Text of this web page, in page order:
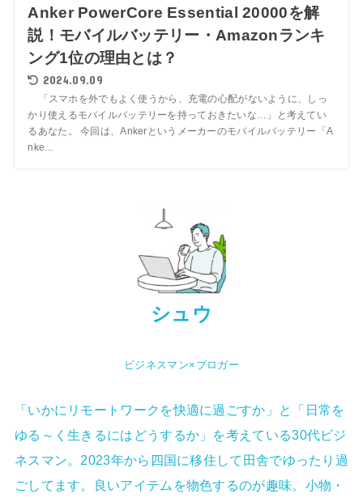
Anker PowerCore Essential 20000を解
説！モバイルバッテリー・Amazonランキ
ング1位の理由とは？
2024.09.09
「スマホを外でもよく使うから、充電の心配がないように、しっ
かり使えるモバイルバッテリーを持っておきたいな…」と考えてい
るあなた。 今回は、Ankerというメーカーのモバイルバッテリー「A
nke...
シュウ
ビジネスマン×ブロガー
「いかにリモートワークを快適に過ごすか」と「日常を
ゆる～く生きるにはどうするか」を考えている30代ビジ
ネスマン。2023年から四国に移住して田舎でゆったり過
ごしてます。良いアイテムを物色するのが趣味。小物・